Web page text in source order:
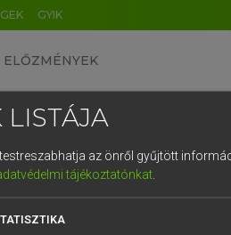
GYIK
ELŐZMÉNYEK
uniós terminológiai
LISTÁJA
az önről gyűjtött
tájékoztatónkat.
DE CN FR ES IT NL
1 2 3 4 5